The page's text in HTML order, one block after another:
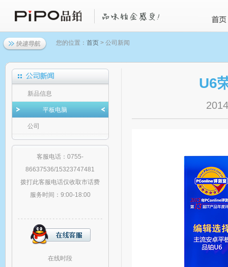
您的位置： 首页 > 公司新闻
新品信息
平板电脑
公司
客服电话：0755-
86637536/15323747481
拨打此客服电话仅收取市话费
服务时间：9:00-18:00
在线时段
U6